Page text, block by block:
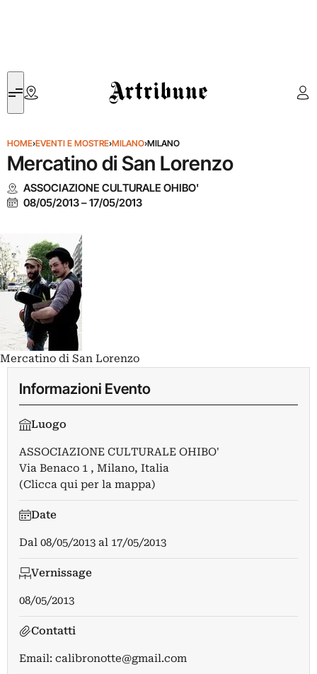
Artribune
HOME›EVENTI E MOSTRE›MILANO›MILANO
Mercatino di San Lorenzo
ASSOCIAZIONE CULTURALE OHIBO'
08/05/2013–17/05/2013
Mercatino di San Lorenzo
Informazioni Evento
Luogo
ASSOCIAZIONE CULTURALE OHIBO'
Via Benaco 1 , Milano, Italia
(Clicca qui per la mappa)
Date
Dal 08/05/2013 al 17/05/2013
Vernissage
08/05/2013
Contatti
Email: calibronotte@gmail.com